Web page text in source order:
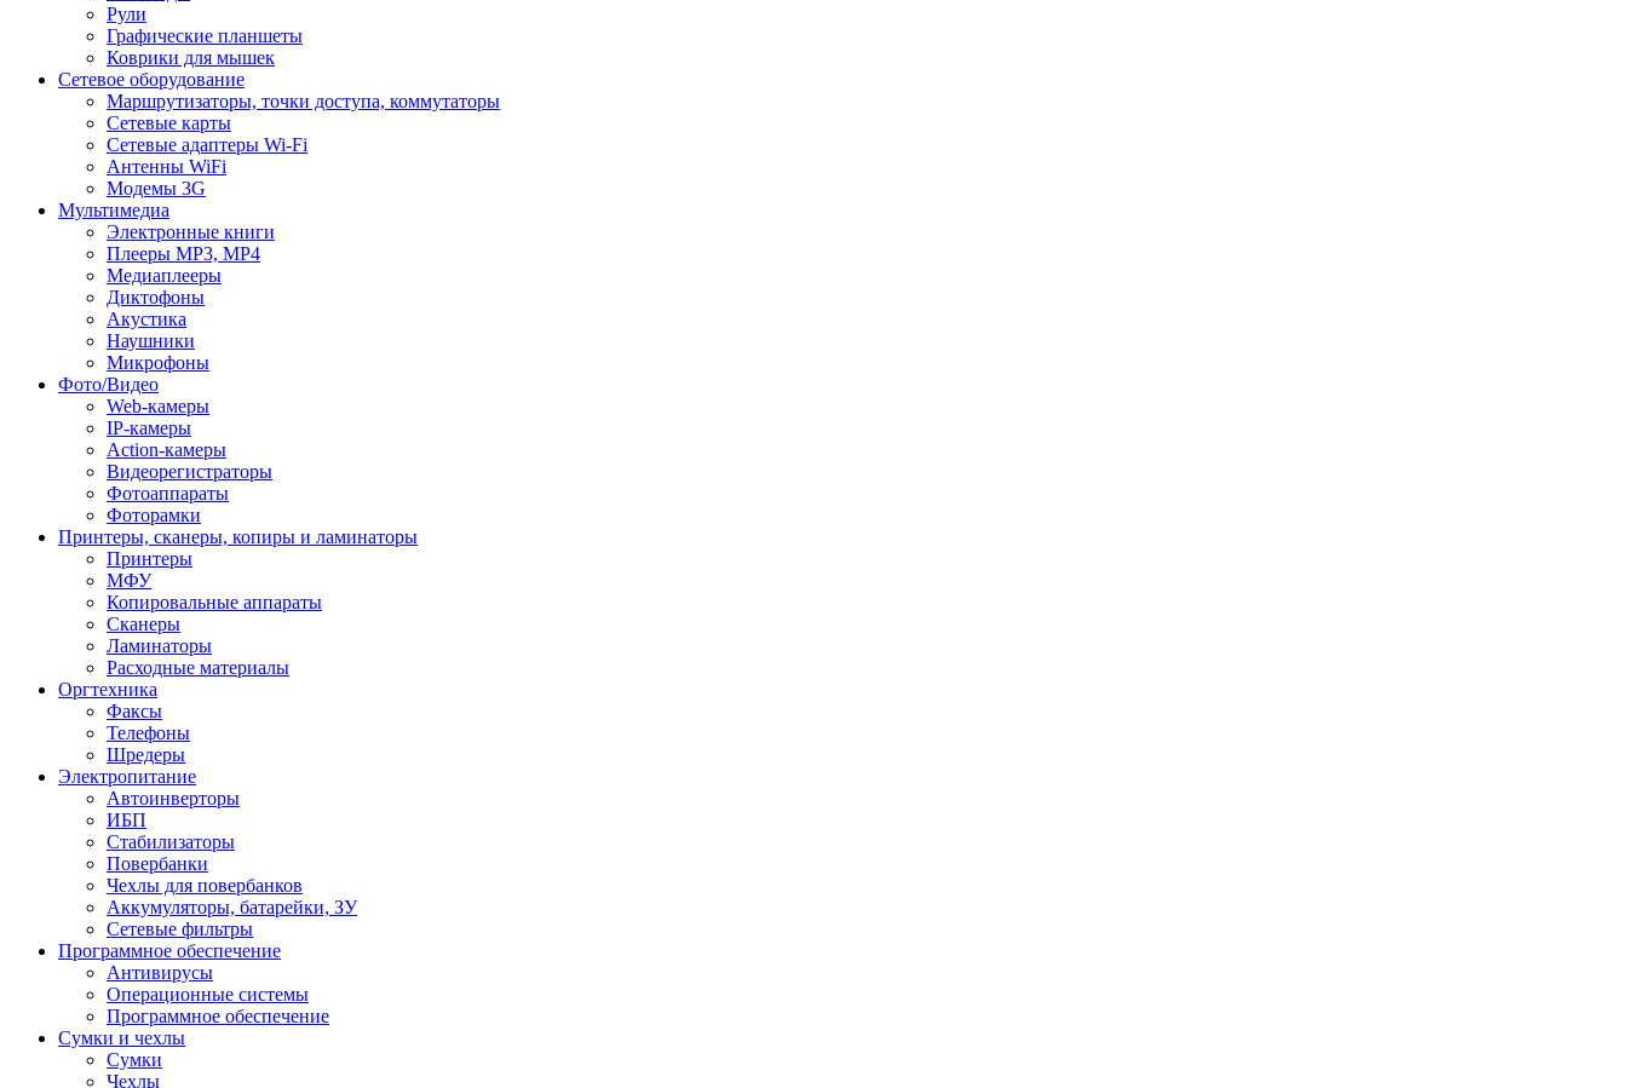
Рули
Графические планшеты
Коврики для мышек
Сетевое оборудование
Маршрутизаторы, точки доступа, коммутаторы
Сетевые карты
Сетевые адаптеры Wi-Fi
Антенны WiFi
Модемы 3G
Мультимедиа
Электронные книги
Плееры MP3, MP4
Медиаплееры
Диктофоны
Акустика
Наушники
Микрофоны
Фото/Видео
Web-камеры
IP-камеры
Action-камеры
Видеорегистраторы
Фотоаппараты
Фоторамки
Принтеры, сканеры, копиры и ламинаторы
Принтеры
МФУ
Копировальные аппараты
Сканеры
Ламинаторы
Расходные материалы
Оргтехника
Факсы
Телефоны
Шредеры
Электропитание
Автоинверторы
ИБП
Стабилизаторы
Повербанки
Чехлы для повербанков
Аккумуляторы, батарейки, ЗУ
Сетевые фильтры
Программное обеспечение
Антивирусы
Операционные системы
Программное обеспечение
Сумки и чехлы
Сумки
Чехлы